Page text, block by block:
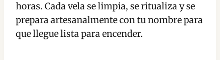
horas. Cada vela se limpia, se ritualiza y se
prepara artesanalmente con tu nombre para
que llegue lista para encender.